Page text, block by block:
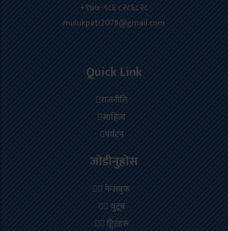
+९७७-९८६ ८२८६८२८
mulukpati2078@gmail.com
Quick Link
राजनीति
साहित्य
पर्यटन
जोडीनुहोस
फेसबुक
युटूब
ट्विटहरु